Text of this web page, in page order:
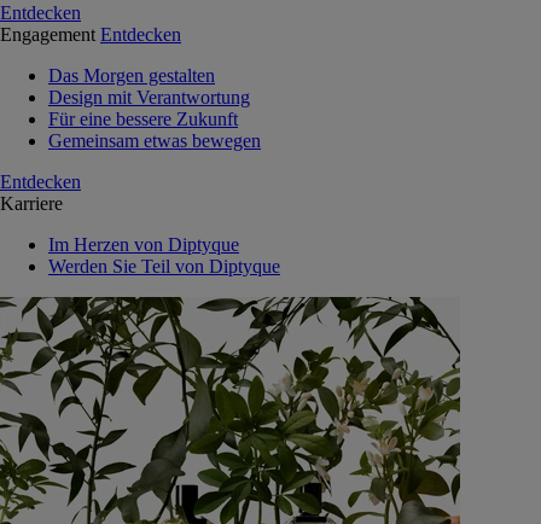
Entdecken
Engagement Entdecken
Das Morgen gestalten
Design mit Verantwortung
Für eine bessere Zukunft
Gemeinsam etwas bewegen
Entdecken
Karriere
Im Herzen von Diptyque
Werden Sie Teil von Diptyque